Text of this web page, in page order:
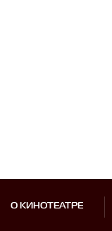
О КИНОТЕАТРЕ